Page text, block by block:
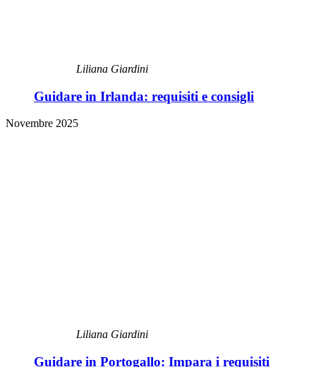
Liliana Giardini
Guidare in Irlanda: requisiti e consigli
Novembre 2025
Liliana Giardini
Guidare in Portogallo: Impara i requisiti